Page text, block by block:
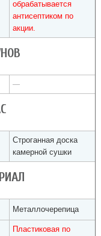
обрабатывается
антисептиком по
акции.
—
Строганная доска
камерной сушки
Металлочерепица
Пластиковая по